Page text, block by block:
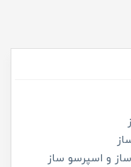
و اسپرسو ساز